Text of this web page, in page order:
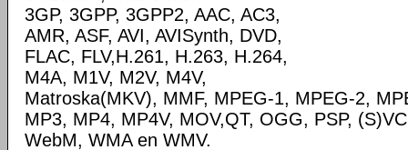
3GP, 3GPP, 3GPP2, AAC, AC3,
AMR, ASF, AVI, AVISynth, DVD,
FLAC, FLV,H.261, H.263, H.264,
M4A, M1V, M2V, M4V,
Matroska(MKV), MMF, MPEG-1, MPEG-2,
MP3, MP4, MP4V, MOV,QT, OGG, PSP,
WebM, WMA en WMV.